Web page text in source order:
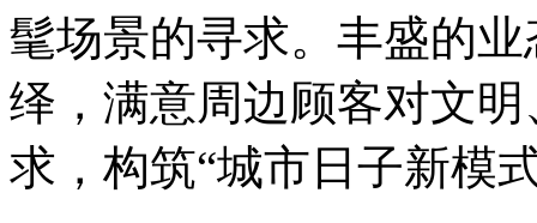
髦场景的寻求。丰盛的
绎，满意周边顾客对文
求，构筑“城市日子新模